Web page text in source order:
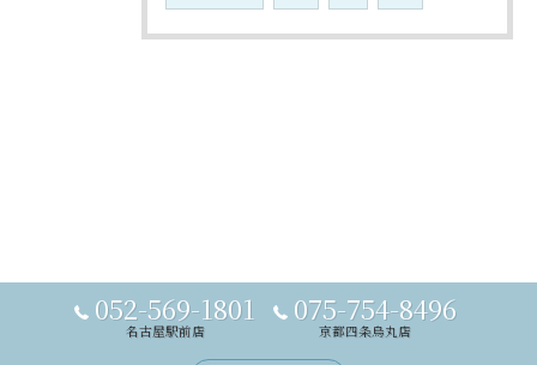
052-569-1801
名古屋駅前店
075-754-8496
京都四条烏丸店